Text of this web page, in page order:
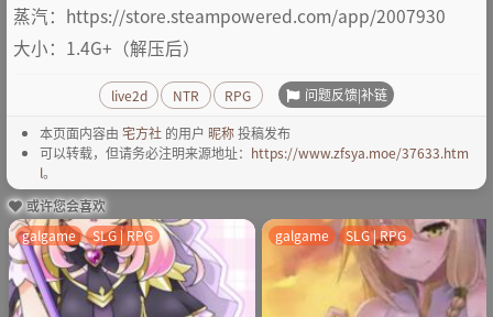
蒸汽：https://store.steampowered.com/app/2007930
大小：1.4G+（解压后）
live2d NTR RPG 问题反馈|补链
本页面内容由 宅方社 的用户 昵称投稿发布
可以转载，但请务必注明来源地址： https://www.zfsya.moe/37633.htm
l。
或许您会喜欢
galgame SLG | RPG galgame SLG | RPG